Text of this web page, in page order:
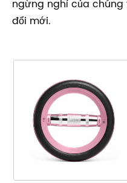
ngừng nghỉ của
đổi mới.